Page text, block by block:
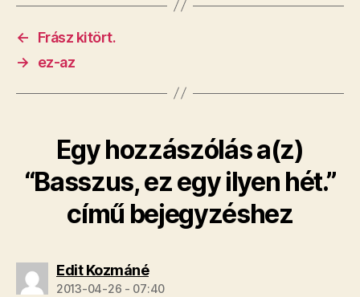
←
Frász kitört.
→
ez-az
Egy hozzászólás a(z)
“Basszus, ez egy ilyen hét.”
című bejegyzéshez
Edit Kozmánészerint:
2013-04-26 - 07:40